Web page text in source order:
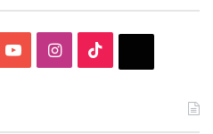
YouTubeInstagram